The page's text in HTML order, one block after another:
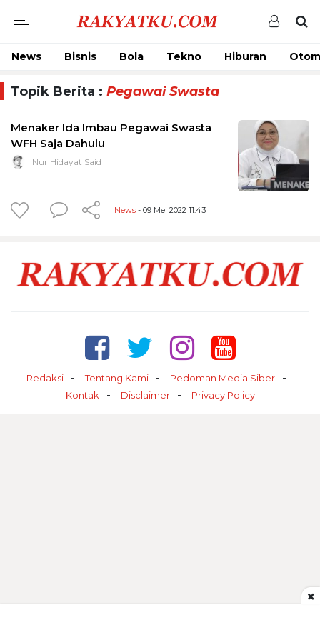
News Bisnis Bola Tekno Hiburan
Topik Berita : Pegawai Swasta
Menaker Ida Imbau Pegawai Swasta
WFH Saja Dahulu
Nur Hidayat Said
News - 09 Mei 2022 11:43
Redaksi Tentang Kami
Pedoman Media Siber
Kontak
Disclaimer Privacy Policy
×